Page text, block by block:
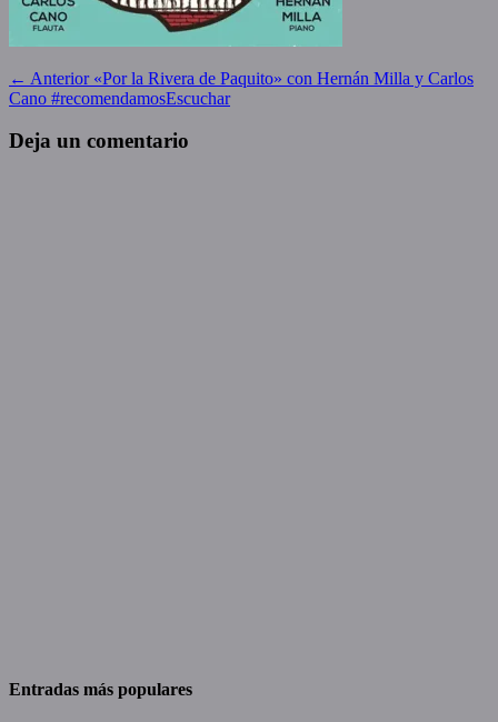
Navegación
de
entradas
← Anterior Entrada
anterior:
«Por la Rivera de Paquito» con Hernán Milla y Carlos
Cano #recomendamosEscuchar
Deja un comentario
Entradas más populares